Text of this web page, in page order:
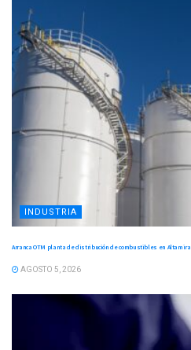
INDUSTRIA
Arranca OTM planta de distribución de combustibles en Altamira
AGOSTO 5, 2026